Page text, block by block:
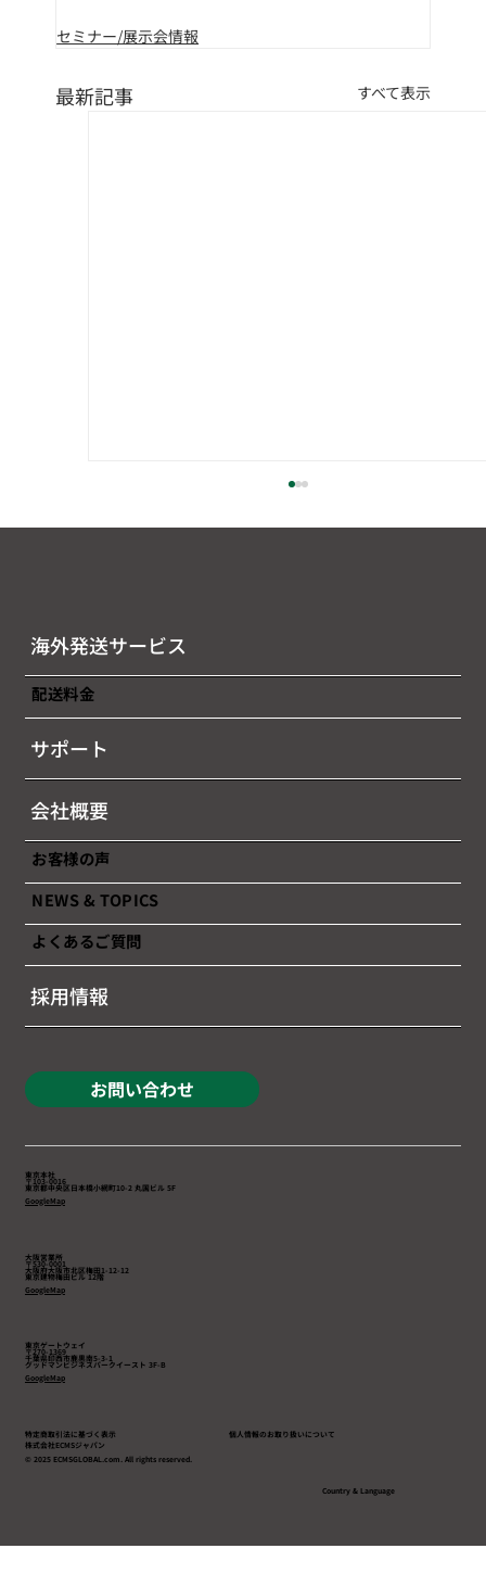
セミナー/展示会情報
最新記事 すべて表示
海外発送サービス
配送料金
サポート
会社概要
お客様の声
NEWS & TOPICS
よくあるご質問
採用情報
お問い合わせ
東京本社
〒103-0016
東京都中央区日本橋小網町10-2 丸国ビル 5F
GoogleMap
大阪営業所
〒530-0001
大阪府大阪市北区梅田1-12-12
東京建物梅田ビル 12階
GoogleMap
東京ゲートウェイ
〒270-1369
千葉県印西市鹿黒南5-3-1
​グッドマンビジネスパークイースト 3F-B
GoogleMap
特定商取引法に基づく表示
個人情報のお取り扱いについて
株式会社ECMSジャパン
© 2025 ECMSGLOBAL.com. All rights reserved.
Country & Language